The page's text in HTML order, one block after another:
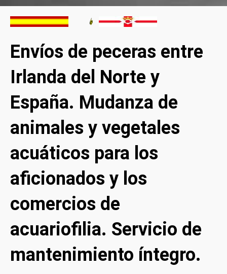
Envíos de peceras entre
Irlanda del Norte y
España. Mudanza de
animales y vegetales
acuáticos para los
aficionados y los
comercios de
acuariofilia. Servicio de
mantenimiento íntegro.